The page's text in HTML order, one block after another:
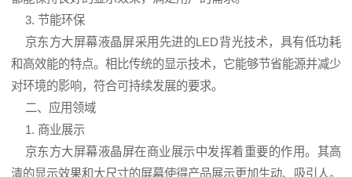
3. 节能环保
京东方大屏幕液晶屏采用先进的LED背光技术，具有低功耗
和高效能的特点。相比传统的显示技术，它能够节省能源并减少
对环境的影响，符合可持续发展的要求。
二、应用领域
1. 商业展示
京东方大屏幕液晶屏在商业展示中发挥着重要的作用。其高
清的显示效果和大尺寸的屏幕使得产品展示更加生动、吸引人。